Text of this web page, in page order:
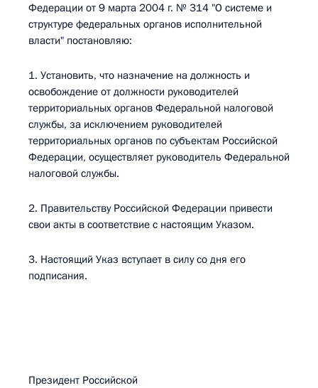
Федерации от 9 марта 2004 г. № 314 "О системе и
структуре федеральных органов исполнительной
власти" постановляю:
1. Установить, что назначение на должность и
освобождение от должности руководителей
территориальных органов Федеральной налоговой
службы, за исключением руководителей
территориальных органов по субъектам Российской
Федерации, осуществляет руководитель Федеральной
налоговой службы.
2. Правительству Российской Федерации привести
свои акты в соответствие с настоящим Указом.
3. Настоящий Указ вступает в силу со дня его
подписания.
Президент Российской